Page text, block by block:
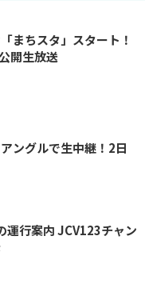
まちスタ」スタート！
開生放送
ングルで生中継！2日
チャン